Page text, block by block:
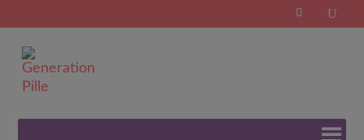
for:
Schlagwort:ursachen